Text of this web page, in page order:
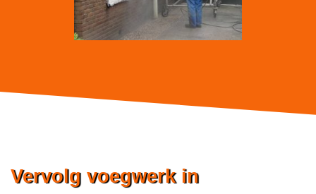
Vervolg voegwerk in